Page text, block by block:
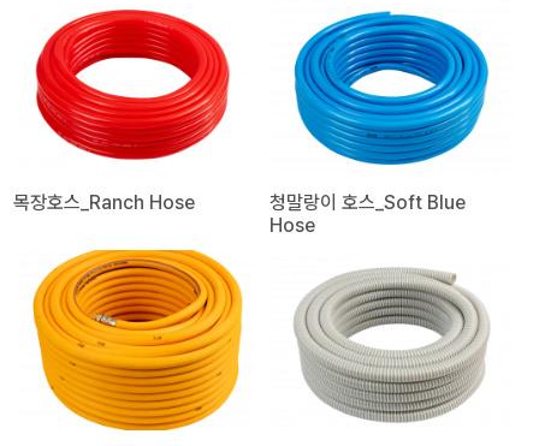
목장호스_Ranch Hose
청말랑이 호스_Soft Blue
Hose